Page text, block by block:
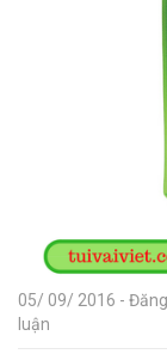
05/ 09/ 2016 -
luận